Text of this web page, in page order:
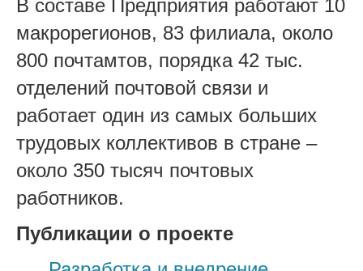
В составе Предприятия работают 10
макрорегионов, 83 филиала, около
800 почтамтов, порядка 42 тыс.
отделений почтовой связи и
работает один из самых больших
трудовых коллективов в стране –
около 350 тысяч почтовых
работников.
Публикации о проекте